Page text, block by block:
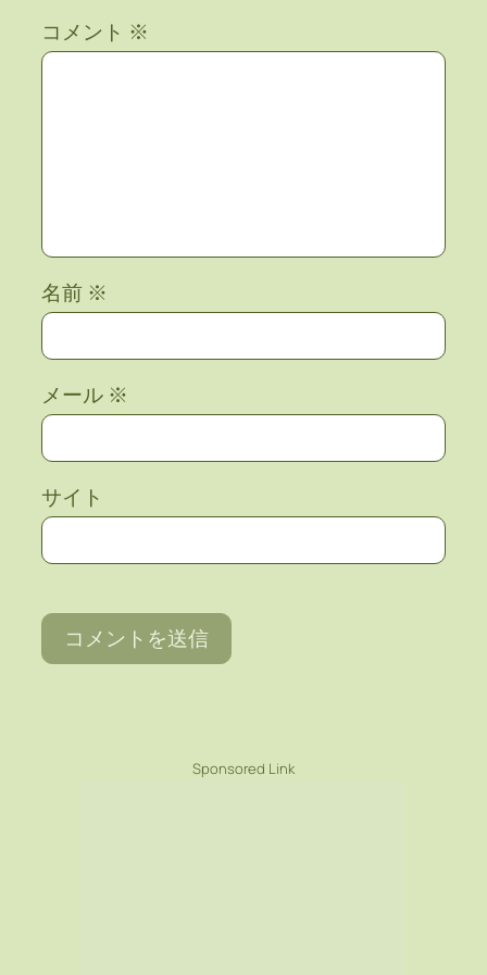
コメント ※
名前 ※
メール ※
サイト
Sponsored Link